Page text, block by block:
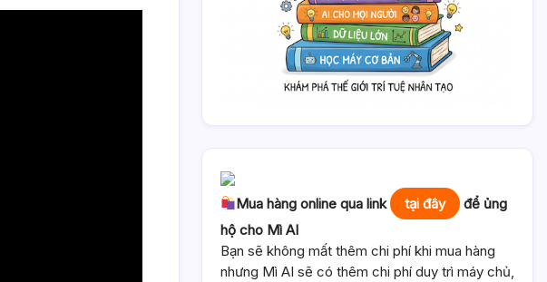
Mua hàng online qua link tại đây
để ủng
hộ cho Mì AI
Bạn sẽ không mất thêm chi phí khi mua hàng
nhưng Mì AI sẽ có thêm chi phí duy trì máy chủ,